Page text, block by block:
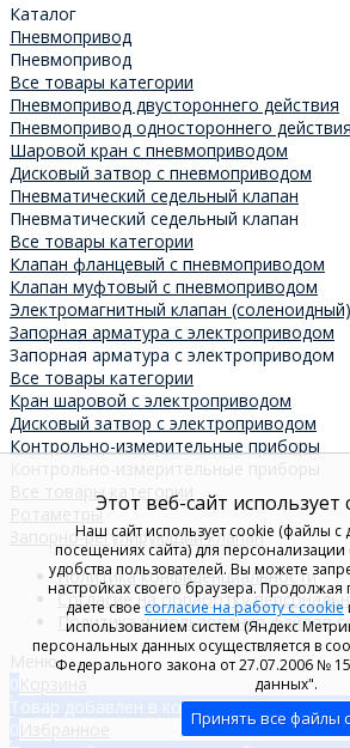
Этот веб-сайт
Наш сайт использует cookie (файлы
посещениях сайта) для
удобства пользователей. Вы можете
настройках своего браузера.
даете своесогласие на работу с cookie
использованием систем (Яндекс
персональных данных осуществляется в
Федерального закона от 27.07.2006 №
данных".
Принять все файлы
Каталог
Пневмопривод
Пневмопривод
Все товары категории
Пневмопривод двустороннего действия
Пневмопривод одностороннего действия
Шаровой кран с пневмоприводом
Дисковый затвор с пневмоприводом
Пневматический седельный клапан
Пневматический седельный клапан
Все товары категории
Клапан фланцевый с пневмоприводом
Клапан муфтовый с пневмоприводом
Электромагнитный клапан (соленоидный)
Запорная арматура с электроприводом
Запорная арматура с электроприводом
Все товары категории
Кран шаровой с электроприводом
Дисковый затвор с электроприводом
Контрольно-измерительные приборы
Контрольно-измерительные приборы
Все товары категории
Ротаметры
Запорно-регулирующий клапан
Политика конфиденциальности
Согласие на обработку
Политика использования файлов
Меню
0Корзина
Товар добавлен в корзину!
0Избранное